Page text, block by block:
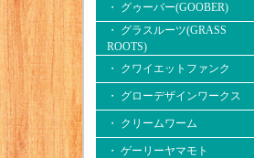
・ グゥーバー(GOOBER)
・ グラスルーツ(GRASS
ROOTS)
・ クワイエットファンク
・ グローデザインワークス
・ クリームワーム
・ ゲーリーヤマモト